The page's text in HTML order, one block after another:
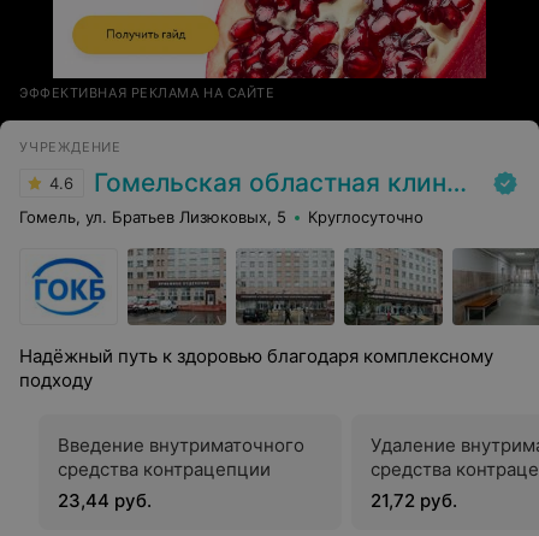
ЭФФЕКТИВНАЯ РЕКЛАМА НА САЙТЕ
УЧРЕЖДЕНИЕ
4.6 Гомельская областная клиническая больница
Гомель, ул. Братьев Лизюковых, 5 Круглосуточно
Надёжный путь к здоровью благодаря комплексному
подходу
Введение внутриматочного
средства контрацепции
23,44 руб.
Удаление
средства
21,72 руб.